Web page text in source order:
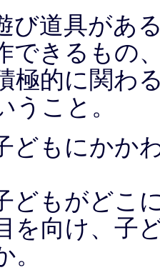
び道具があ
できるもの
極的に関わ
うこと。
どもにかか
どもがどこ
を向け、子